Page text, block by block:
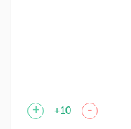
+ +10 -